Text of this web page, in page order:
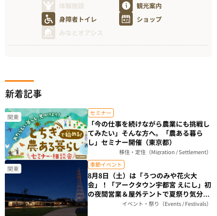
体験施設
観光案内
身障者トイレ
ショップ
みなとオアシス
新着記事
関東 セミナー
「今の仕事を続けながら農業にも挑戦し
てみたい」そんな方へ。「農ある暮ら
し」セミナー開催（東京都）
移住・定住（Migration / Settlement）
関東 季節イベント
8月8日（土）は「うつのみや花火大
会」！「アークタウン宇都宮 えにし」初
の夜間営業＆屋外テントで夏祭り気分を
楽しもう（栃木県）イベント・祭り（Events / Festivals）